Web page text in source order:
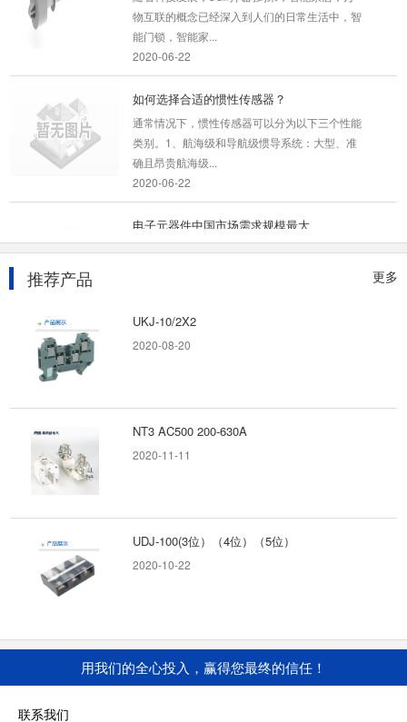
物互联的概念已经深入到人们的日常生活中，智
能门锁，智能家...
2020-06-22
如何选择合适的惯性传感器？
通常情况下，惯性传感器可以分为以下三个性能
类别。1、航海级和导航级惯导系统：大型、准
确且昂贵航海级...
2020-06-22
电子元器件中国市场需求规模最大
据了解，今年以来包括芯片、电容器在内的电子
信号继电器基本术语
板）吸合时与...
2020-06-22
不同方式分类。（一）按动作原理分类，可分为
电磁继电器和...
1、额定工作电压继电器正常工作时线圈所需要
压，也可以是直...
更多
推荐产品
UKJ-10/2X2
2020-08-20
NT3 AC500 200-630A
2020-11-11
UDJ-100(3位）（4位）（5位）
2020-10-22
this test!
this test!
用我们的全心投入，赢得您最终的信任！
联系我们